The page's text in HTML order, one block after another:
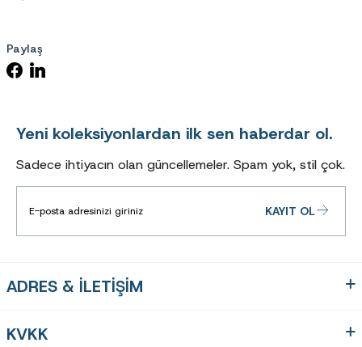
Paylaş
Yeni koleksiyonlardan ilk sen haberdar ol.
Sadece ihtiyacın olan güncellemeler. Spam yok, stil çok.
KAYIT OL
ADRES & İLETİŞİM
KVKK